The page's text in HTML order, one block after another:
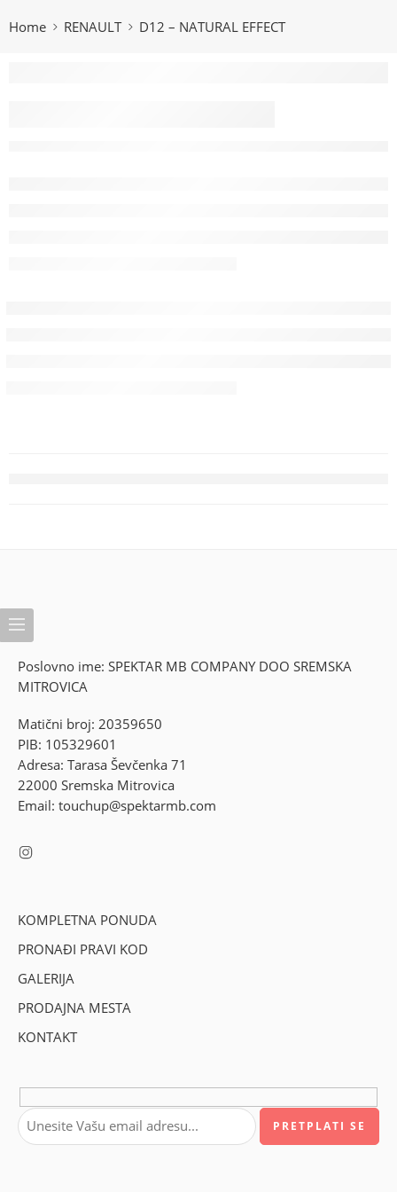
Home RENAULT D12 – NATURAL EFFECT
Poslovno ime: SPEKTAR MB COMPANY DOO SREMSKA
MITROVICA
Matični broj: 20359650
PIB: 105329601
Adresa: Tarasa Ševčenka 71
22000 Sremska Mitrovica
Email: touchup@spektarmb.com
KOMPLETNA PONUDA
PRONAĐI PRAVI KOD
GALERIJA
PRODAJNA MESTA
KONTAKT